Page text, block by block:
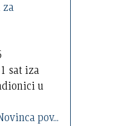
sat iza
u
pov...